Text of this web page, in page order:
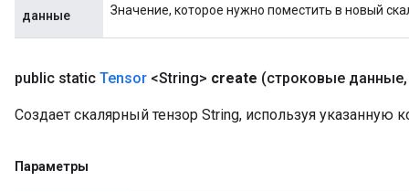
данные Значение, которое нужно поместить в новый
public static Tensor <String> create (строковые данные,
Создает скалярный тензор String, используя указанную
Параметры